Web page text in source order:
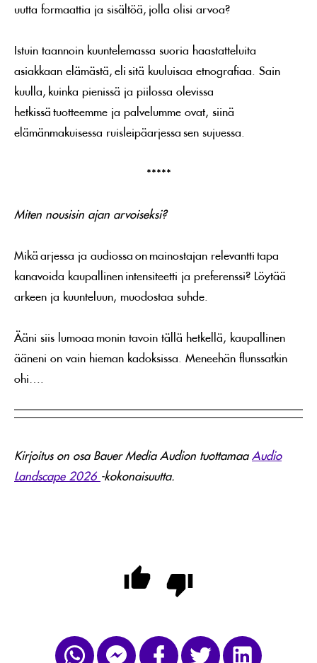
uutta formaattia ja sisältöä, jolla olisi arvoa?
Istuin taannoin kuuntelemassa suoria haastatteluita
asiakkaan elämästä, eli sitä kuuluisaa etnografiaa. Sain
kuulla, kuinka pienissä ja piilossa olevissa
hetkissä tuotteemme ja palvelumme ovat, siinä
elämänmakuisessa ruisleipäarjessa sen sujuessa.
*****
Miten nousisin ajan arvoiseksi?
Mikä arjessa ja audiossa on mainostajan relevantti tapa
kanavoida kaupallinen intensiteetti ja preferenssi? Löytää
arkeen ja kuunteluun, muodostaa suhde.
Ääni siis lumoaa monin tavoin tällä hetkellä, kaupallinen
ääneni on vain hieman kadoksissa. Meneehän flunssatkin
ohi….
Kirjoitus on osa Bauer Media Audion tuottamaaAudio
Landscape 2026 -kokonaisuutta.